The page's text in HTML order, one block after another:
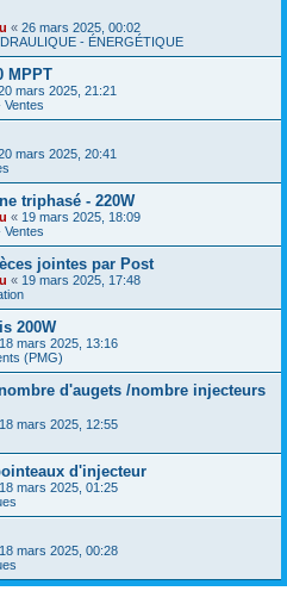
« 26 mars 2025, 00:02
- ÉNERGÉTIQUE
MPPT
mars 2025, 21:21
Ventes
mars 2025, 20:41
triphasé - 220W
« 19 mars 2025, 18:09
Ventes
jointes par Post
« 19 mars 2025, 17:48
200W
18 mars 2025, 13:16
(PMG)
d'augets /nombre injecteurs
18 mars 2025, 12:55
d'injecteur
18 mars 2025, 01:25
18 mars 2025, 00:28